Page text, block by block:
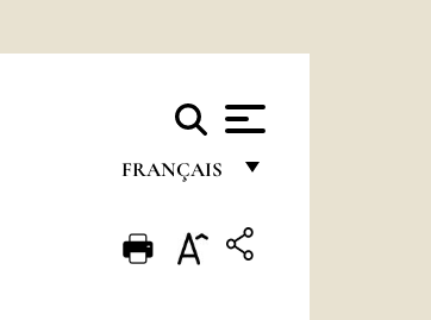
FRANÇAIS
ENGLISH